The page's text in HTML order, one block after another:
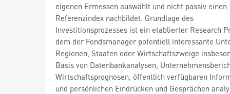
eigenen Ermessen auswählt und nicht passiv einen
Referenzindex nachbildet. Grundlage des
Investitionsprozesses ist ein etablierter Research
dem der Fondsmanager potentiell interessante
Regionen, Staaten oder Wirtschaftszweige
Basis von Datenbankanalysen,
Wirtschaftsprognosen, öffentlich verfügbaren
und persönlichen Eindrücken und Gesprächen